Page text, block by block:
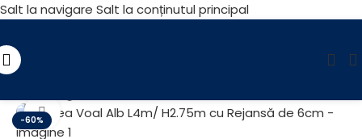
Salt la navigare Salt la conținutul principal
-60%
Fă clic pentru a mări